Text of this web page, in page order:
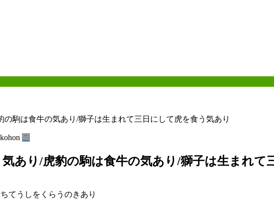
駒は食牛の気あり/獅子は生まれて三日にして虎を食う気あり
こ
あり/虎豹の駒は食牛の気あり/獅子は生まれて
てうしをくらうのきあり